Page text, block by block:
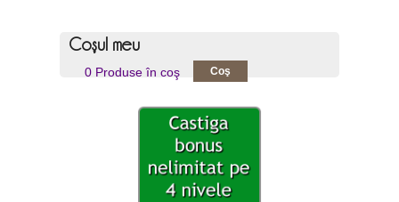
Coşul meu
0 Produse în coş Coş